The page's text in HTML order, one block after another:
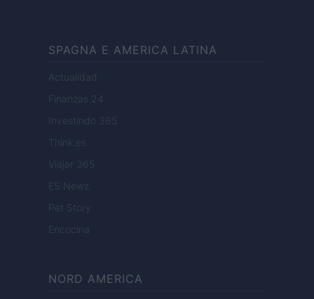
SPAGNA E AMERICA LATINA
Actualidad
Finanzas 24
Investindo 365
Think.es
Viajar 365
ES Newz
Pet Story
Encocina
NORD AMERICA